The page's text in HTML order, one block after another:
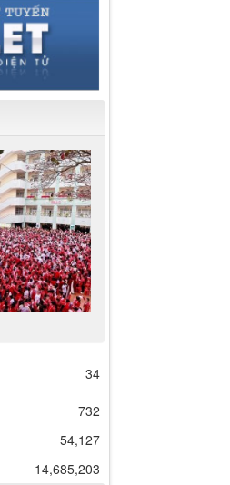
34
732
54,127
14,685,203